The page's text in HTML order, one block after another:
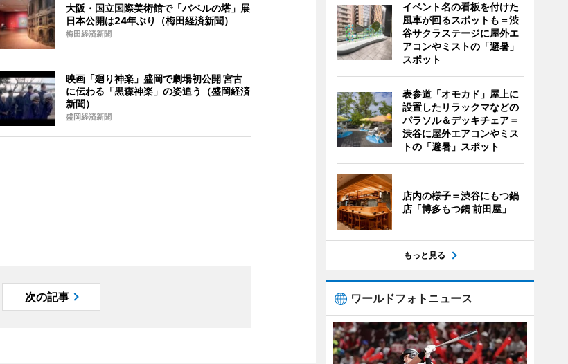
大阪・国立国際美術館で「バベルの塔」展
日本公開は24年ぶり（梅田経済新聞）
梅田経済新聞
映画「廻り神楽」盛岡で劇場初公開 宮古
に伝わる「黒森神楽」の姿追う（盛岡経済
新聞）
盛岡経済新聞
次の記事
イベント名の看板を付けた
風車が回るスポットも＝渋
谷サクラステージに屋外エ
アコンやミストの「避暑」
スポット
表参道「オモカド」屋上に
設置したリラックマなどの
パラソル＆デッキチェア＝
渋谷に屋外エアコンやミス
トの「避暑」スポット
店内の様子＝渋谷にもつ鍋
店「博多もつ鍋 前田屋」
もっと見る
ワールドフォトニュース